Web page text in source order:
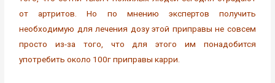
от артритов. Но по мнению экспертов получить
необходимую для лечения дозу этой приправы не совсем
просто из-за того, что для этого им понадобится
употребить около 100г приправы карри.